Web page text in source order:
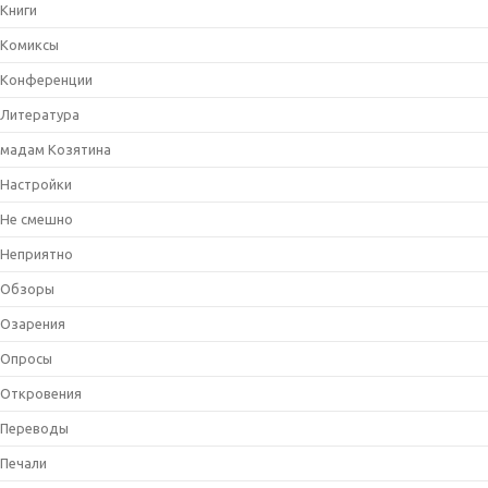
Книги
Комиксы
Конференции
Литература
мадам Козятина
Настройки
Не смешно
Неприятно
Обзоры
Озарения
Опросы
Откровения
Переводы
Печали